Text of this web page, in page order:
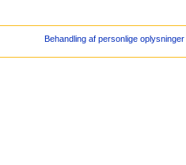
Behandling af personlige oplysninger